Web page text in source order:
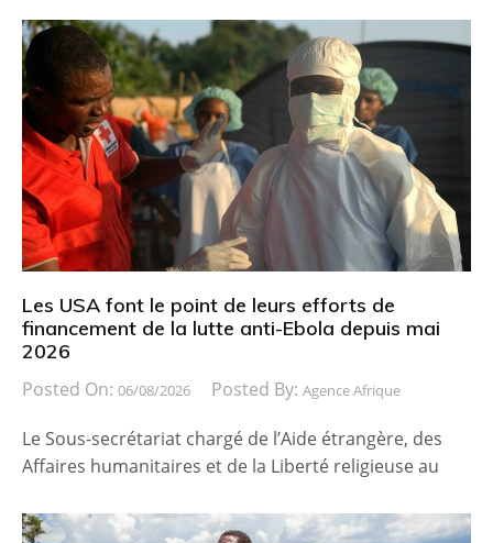
Les USA font le point de leurs efforts de
financement de la lutte anti-Ebola depuis mai
2026
Posted On: 06/08/2026 Posted By: Agence Afrique
Le Sous-secrétariat chargé de l’Aide étrangère, des
Affaires humanitaires et de la Liberté religieuse au